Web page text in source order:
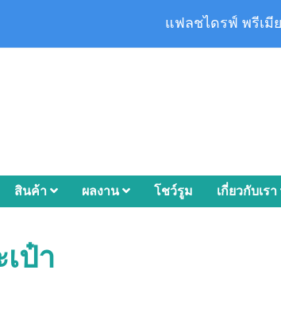
สินค้า ผลงาน โชว์รูม เกี่ยวกับเรา
ป๋า
แฟลชไดรฟ์ พรีเมีย